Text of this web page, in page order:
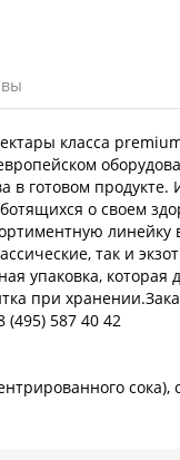
класса
готовом продукте.
о своем
линейку
так и
упаковка, которая
при
(495) 587 40 42